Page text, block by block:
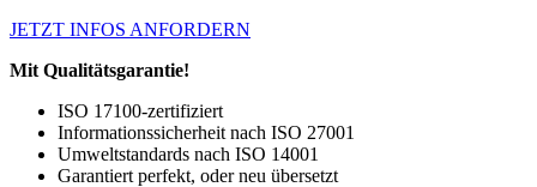
JETZT INFOS ANFORDERN
Mit Qualitätsgarantie!
ISO 17100-zertifiziert
Informationssicherheit nach ISO 27001
Umweltstandards nach ISO 14001
Garantiert perfekt, oder neu übersetzt